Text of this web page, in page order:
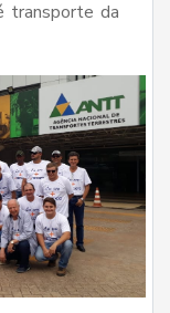
transporte da